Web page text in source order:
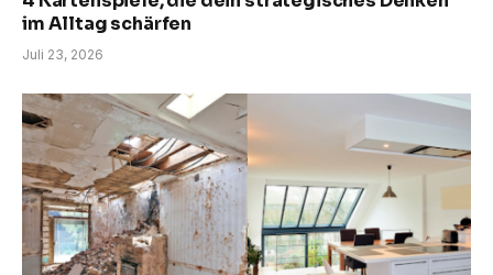
im Alltag schärfen
Juli 23, 2026